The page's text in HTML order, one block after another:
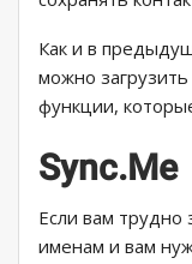
Как и в
можно
функции,
Sync.Me
Если вам трудно
именам и вам